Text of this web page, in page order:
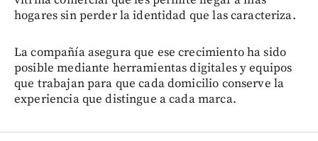
hogares sin perder la identidad que las caracteriza.
La compañía asegura que ese crecimiento ha sido
posible mediante herramientas digitales y equipos
que trabajan para que cada domicilio conserve la
experiencia que distingue a cada marca.